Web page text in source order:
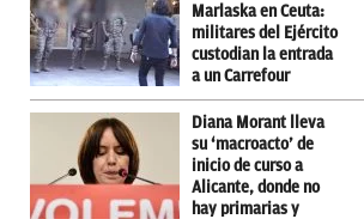
Marlaska en Ceuta:
militares del Ejército
custodian la entrada
a un Carrefour
Diana Morant lleva
su ‘macroacto’ de
inicio de curso a
Alicante, donde no
hay primarias y